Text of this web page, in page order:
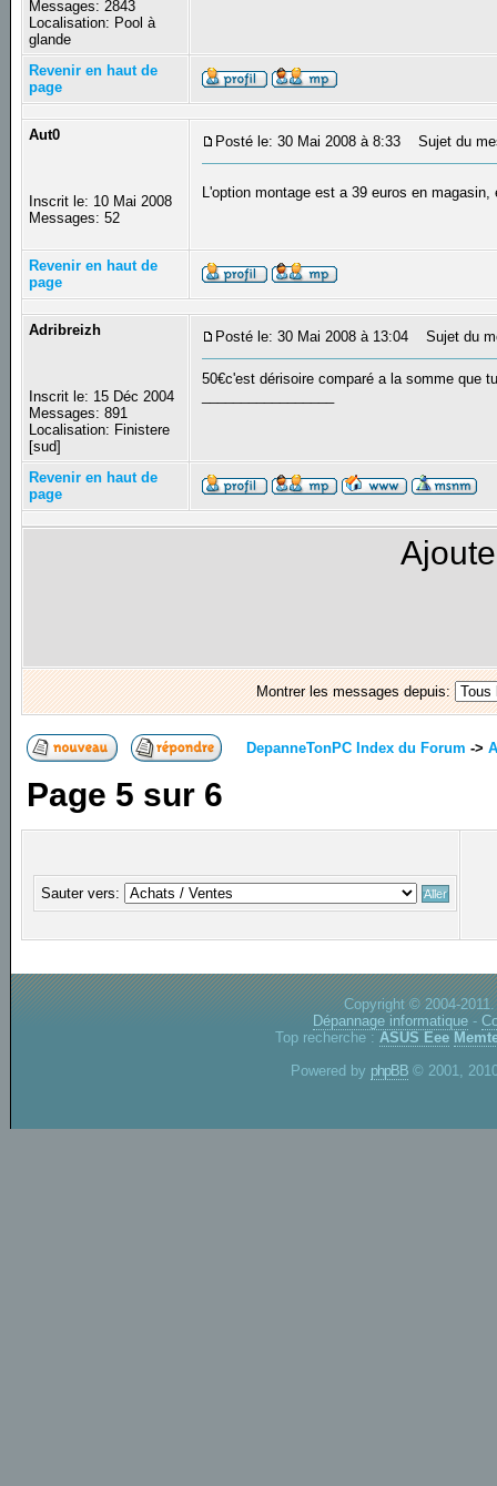
Messages: 2843
Localisation: Pool à
glande
Revenir en haut de
page
Aut0
Inscrit le: 10 Mai 2008
Messages: 52
Posté le: 30 Mai 2008 à 8:33 Sujet du
L'option montage est a 39 euros en
Revenir en haut de
page
Adribreizh
Inscrit le: 15 Déc 2004
Messages: 891
Localisation: Finistere
[sud]
Posté le: 30 Mai 2008 à 13:04 Sujet du
50€c'est dérisoire comparé a la somme que
Revenir en haut de
page
Montrer les messages depuis:
DepanneTonPC Index du Forum ->
Page 5 sur 6
Sauter vers:
Copyright © 2004-
Dépannage informatique -
Top recherche : ASUS Eee
Powered by phpBB © 2001,